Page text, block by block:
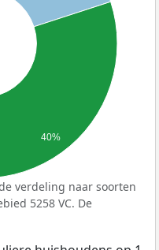
40%
verdeling naar soorten
5258 VC. De